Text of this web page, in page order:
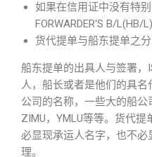
如果在信用证中没有特
FORWARDER‘S B/L(HB/
货代提单与船东提单之
船东提单的出具人与签署，
人，船长或者是他们的具
公司的名称，一些大的船公
ZIMU，YMLU等等。货代
必显现承运人名字，也不
理。